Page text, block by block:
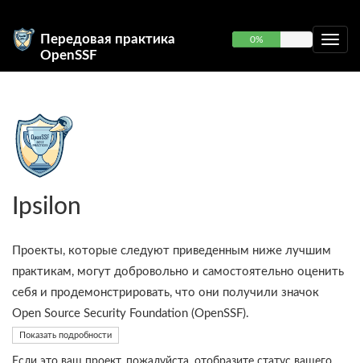
Передовая практика
OpenSSF
0%
Ipsilon
Проекты, которые следуют приведенным ниже лучшим
практикам, могут добровольно и самостоятельно оценить
себя и продемонстрировать, что они получили значок
Open Source Security Foundation (OpenSSF).
Показать подробности